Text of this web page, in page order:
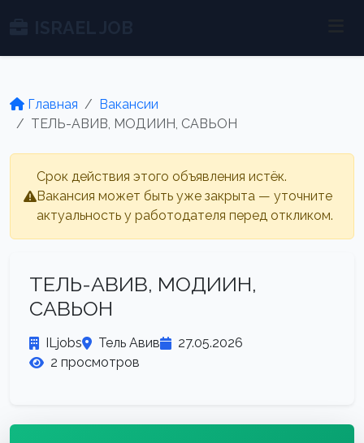
Главная
Вакансии
ТЕЛЬ-АВИВ, МОДИИН, САВЬОН
Срок действия этого объявления истёк.
Вакансия может быть уже закрыта — уточните
актуальность у работодателя перед откликом.
ТЕЛЬ-АВИВ, МОДИИН,
САВЬОН
ILjobs Тель Авив
27.05.2026
2 просмотров